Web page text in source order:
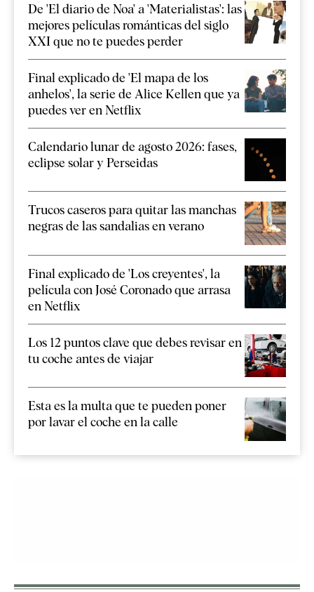
De 'El diario de Noa' a 'Materialistas': las
mejores películas románticas del siglo
XXI que no te puedes perder
Final explicado de 'El mapa de los
anhelos', la serie de Alice Kellen que ya
puedes ver en Netflix
Calendario lunar de agosto 2026: fases,
eclipse solar y Perseidas
Trucos caseros para quitar las manchas
negras de las sandalias en verano
Final explicado de 'Los creyentes', la
película con José Coronado que arrasa
en Netflix
Los 12 puntos clave que debes revisar en
tu coche antes de viajar
Esta es la multa que te pueden poner
por lavar el coche en la calle